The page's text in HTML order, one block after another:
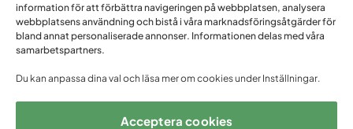
information för att förbättra navigeringen på webbplatsen, analysera
webbplatsens användning och bistå i våra marknadsföringsåtgärder för
bland annat personaliserade annonser. Informationen delas med våra
samarbetspartners.
Du kan anpassa dina val och läsa mer om cookies under Inställningar.
Acceptera cookies